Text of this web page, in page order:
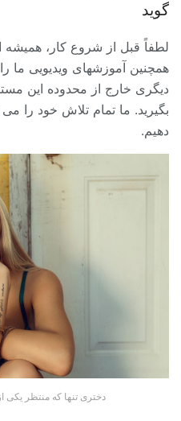
گوید
لطفاً قبل از شروع کار، همیشه
همچنین آموزشهای ویدیویی ما
دیگری خارج از محدوده این
بگیرید. ما تمام تلاش خود را
دهیم.
دختری تنها که منتظر